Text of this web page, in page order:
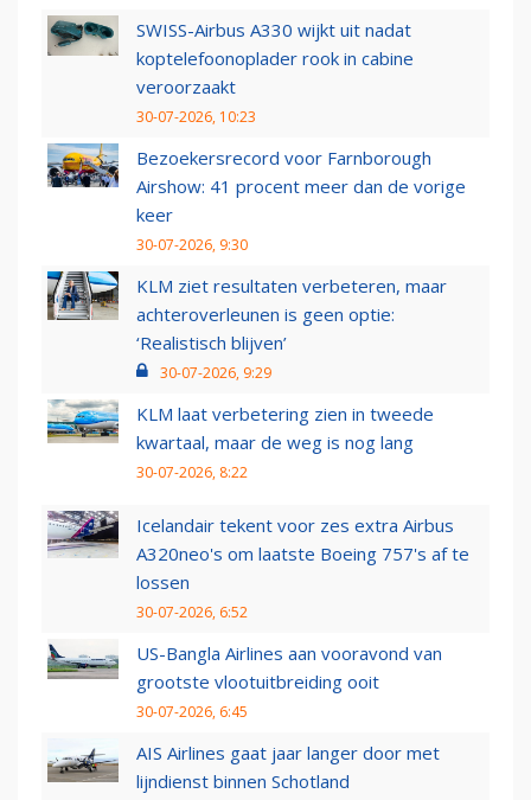
SWISS-Airbus A330 wijkt uit nadat
koptelefoonoplader rook in cabine
veroorzaakt
30-07-2026, 10:23
Bezoekersrecord voor Farnborough
Airshow: 41 procent meer dan de vorige
keer
30-07-2026, 9:30
KLM ziet resultaten verbeteren, maar
achteroverleunen is geen optie:
‘Realistisch blijven’
30-07-2026, 9:29
KLM laat verbetering zien in tweede
kwartaal, maar de weg is nog lang
30-07-2026, 8:22
Icelandair tekent voor zes extra Airbus
A320neo's om laatste Boeing 757's af te
lossen
30-07-2026, 6:52
US-Bangla Airlines aan vooravond van
grootste vlootuitbreiding ooit
30-07-2026, 6:45
AIS Airlines gaat jaar langer door met
lijndienst binnen Schotland